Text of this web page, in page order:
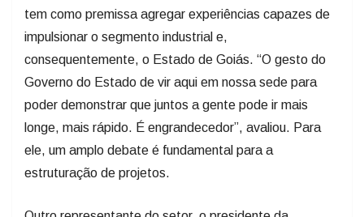
tem como premissa agregar experiências capazes de
impulsionar o segmento industrial e,
consequentemente, o Estado de Goiás. “O gesto do
Governo do Estado de vir aqui em nossa sede para
poder demonstrar que juntos a gente pode ir mais
longe, mais rápido. É engrandecedor”, avaliou. Para
ele, um amplo debate é fundamental para a
estruturação de projetos.